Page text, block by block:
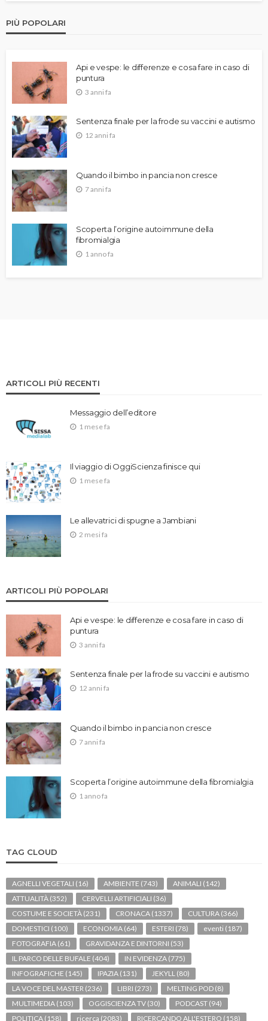
PIÙ POPOLARI
Api e vespe: le differenze e cosa fare in caso di
puntura
3 anni fa
Sentenza finale per la frode su vaccini e autismo
12 anni fa
Quando il bimbo in pancia non cresce
7 anni fa
Scoperta l’origine autoimmune della
fibromialgia
1 anno fa
ARTICOLI PIÙ RECENTI
Messaggio dell’editore
1 mese fa
Il viaggio di OggiScienza finisce qui
1 mese fa
Le allevatrici di spugne a Jambiani
2 mesi fa
ARTICOLI PIÙ POPOLARI
Api e vespe: le differenze e cosa fare in caso di
puntura
3 anni fa
Sentenza finale per la frode su vaccini e autismo
12 anni fa
Quando il bimbo in pancia non cresce
7 anni fa
Scoperta l’origine autoimmune della fibromialgia
1 anno fa
TAG CLOUD
AGNELLI VEGETALI (16) AMBIENTE (743) ANIMALI (142)
ATTUALITÀ (352) CERVELLI ARTIFICIALI (36)
COSTUME E SOCIETÀ (231) CRONACA (1337) CULTURA (366)
DOMESTICI (100) ECONOMIA (64) ESTERI (78) eventi (187)
FOTOGRAFIA (61) GRAVIDANZA E DINTORNI (53)
IL PARCO DELLE BUFALE (404) IN EVIDENZA (775)
INFOGRAFICHE (145) IPAZIA (131) JEKYLL (80)
LA VOCE DEL MASTER (236) LIBRI (273) MELTING POD (8)
MULTIMEDIA (103) OGGISCIENZA TV (30) PODCAST (94)
POLITICA (158) ricerca (2083) RICERCANDO ALL'ESTERO (158)